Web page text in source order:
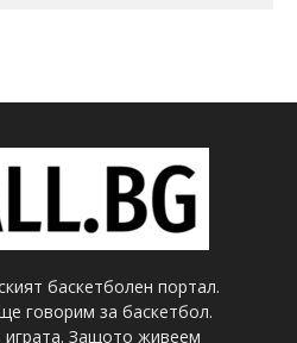
баскетболен портал.
говорим за баскетбол.
Защото живеем